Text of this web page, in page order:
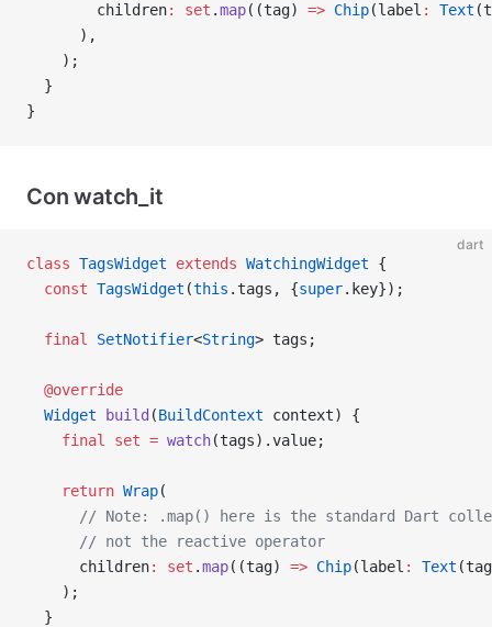
        children
: set .map((tag) => Chip(label : Text
      ),
    );
  }
}
Con watch_it
dart
class TagsWidget extends WatchingWidget {
  const
TagsWidget (this .tags, {super.key});
  final
SetNotifier<String> tags;
  @override
  Widget
build (BuildContext context) {
    final
set = watch(tags).value;
    return
Wrap(
// Note: .map() here is the standard Dart
      // not the reactive operator
      children
: set .map((tag) => Chip(label : Text
    );
  }